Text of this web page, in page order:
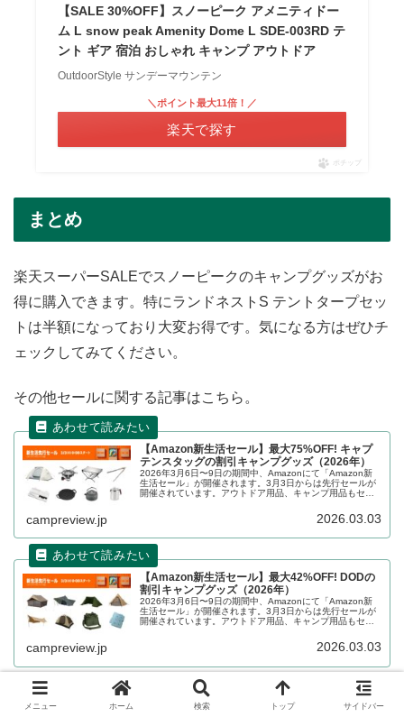
【SALE 30%OFF】スノーピーク アメニティドー
ム L snow peak Amenity Dome L SDE-003RD テ
ント ギア 宿泊 おしゃれ キャンプ アウトドア
OutdoorStyle サンデーマウンテン
＼ポイント最大11倍！／
楽天で探す
ポチップ
まとめ
楽天スーパーSALEでスノーピークのキャンプグッズがお
得に購入できます。特にランドネストS テントタープセッ
トは半額になっており大変お得です。気になる方はぜひチ
ェックしてみてください。
その他セールに関する記事はこちら。
【Amazon新生活セール】最大75%OFF! キャプ
テンスタッグの割引キャンプグッズ（2026年）
2026年3月6日〜9日の期間中、Amazonにて「Amazon新
生活セール」が開催されます。3月3日からは先行セールが
開催されています。アウトドア用品、キャンプ用品もセー
ッグ）のキャンプグッズもお得に購入できます。詳細をレ
campreview.jp 2026.03.03
【Amazon新生活セール】最大42%OFF! DODの
割引キャンプグッズ（2026年）
2026年3月6日〜9日の期間中、Amazonにて「Amazon新
生活セール」が開催されます。3月3日からは先行セールが
開催されています。アウトドア用品、キャンプ用品もセー
ンプグッズもお得に購入できます。詳細をレビューしま
campreview.jp 2026.03.03
【最大80%OFF!】サンデーマウンテン「決算セ
メニュー ホーム 検索 トップ サイドバー